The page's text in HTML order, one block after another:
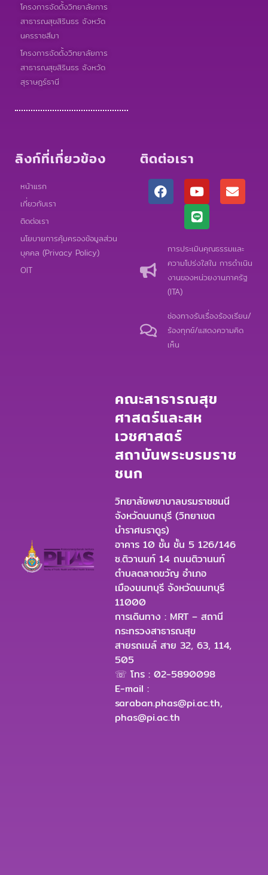
โครงการจัดตั้งวิทยาลัยการ
สาธารณสุขสิรินธร จังหวัด
นครราชสีมา
โครงการจัดตั้งวิทยาลัยการ
สาธารณสุขสิรินธร จังหวัด
สุราษฎร์ธานี
ลิงก์ที่เกี่ยวข้อง
หน้าแรก
เกี่ยวกับเรา
ติดต่อเรา
นโยบายการคุ้มครองข้อมูลส่วน
บุคคล (Privacy Policy)
OIT
ติดต่อเรา
F
a
c
Y
o
u
t
u
b
e
E
n
v
o
p
e
L
i
n
e
การประเมินคุณธรรมและ
ความโปร่งใสใน การดำเนิน
งานของหน่วยงานภาครัฐ
(ITA)
ช่องทางรับเรื่องร้องเรียน/
ร้องทุกข์/แสดงความคิด
เห็น
คณะสาธารณสุข
ศาสตร์และสห
เวชศาสตร์
สถาบันพระบรมราช
ชนก
วิทยาลัยพยาบาลบรมราชชนนี
จังหวัดนนทบุรี (วิทยาเขต
บำราศนราดูร)
อาคาร 10 ชั้น ชั้น 5 126/146
ซ.ติวานนท์ 14 ถนนติวานนท์
ตำบลตลาดขวัญ อำเภอ
เมืองนนทบุรี จังหวัดนนทบุรี
11000
การเดินทาง : MRT – สถานี
กระทรวงสาธารณสุข
สายรถเมล์ สาย 32, 63, 114,
505
☏ โทร : 02-5890098
E-mail :
saraban.phas@pi.ac.th,
phas@pi.ac.th